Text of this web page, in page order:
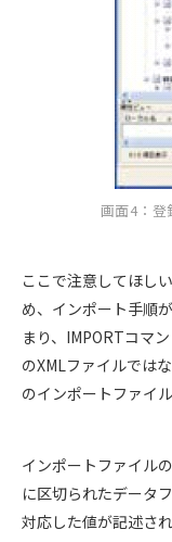
画面4：登
ここで注意してほし
め、インポート手順
まり、IMPORTコマ
のXMLファイルでは
のインポートファイ
インポートファイル
に区切られたデータ
対応した値が記述さ